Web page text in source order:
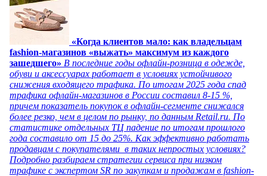
«Когда клиентов мало: как владельцам
fashion-магазинов «выжать» максимум из каждого
зашедшего» В последние годы офлайн-розница в одежде,
обуви и аксессуарах работает в условиях устойчивого
снижения входящего трафика. По итогам 2025 года спад
трафика офлайн-магазинов в России составил 8-15 %,
причем показатель покупок в офлайн-сегменте снижался
более резко, чем в целом по рынку, по данным Retail.ru. По
статистике отдельных ТЦ падение по итогам прошлого
года составило от 15 до 25%. Как эффективно работать
продавцам с покупателями в таких непростых условиях?
Подробно разбираем стратегии сервиса при низком
трафике с экспертом SR по закупкам и продажам в fashion-